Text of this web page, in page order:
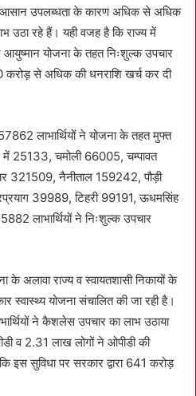
आसान उपलब्धता के कारण अधिक से अधिक
उठा रहे हैं। यही वजह है कि राज्य में
योजना के तहत निःशुल्क उपचार
से अधिक की धनराशि खर्च कर दी
लाभार्थियों ने योजना के तहत मुफ्त
में 25133, चमोली 66005, चम्पावत
321509, नैनीताल 159242, पौड़ी
39989, टिहरी 99191, ऊधमसिंह
लाभार्थियों ने निःशुल्क उपचार
के अलावा राज्य व स्वायतशासी निकायों के
स्वास्थ्य योजना संचालित की जा रही है।
ने कैशलेस उपचार का लाभ उठाया
व 2.31 लाख लोगों ने ओपीडी की
इस सुविधा पर सरकार द्वारा 641 करोड़